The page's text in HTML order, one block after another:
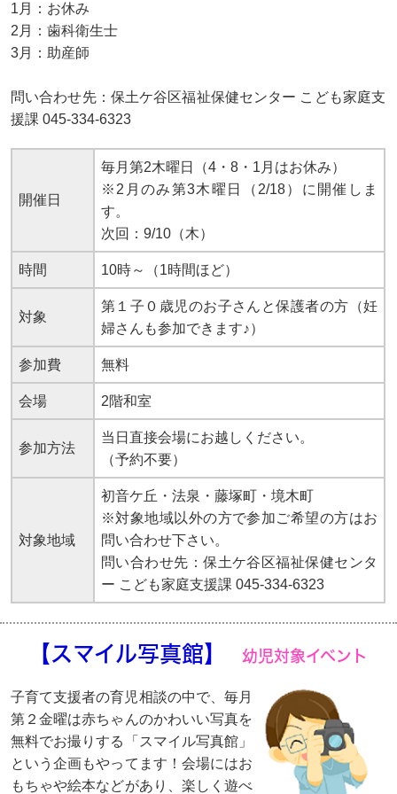
1月：お休み
2月：歯科衛生士
3月：助産師
問い合わせ先：保土ケ谷区福祉保健センター こども家庭支
援課 045-334-6323
開催日
毎月第2木曜日（4・8・1月はお休み）
※2月のみ第3木曜日（2/18）に開催しま
す。
次回：9/10（木）
時間 10時～（1時間ほど）
対象
第１子０歳児のお子さんと保護者の方（妊
婦さんも参加できます♪）
参加費 無料
会場 2階和室
参加方法
当日直接会場にお越しください。
（予約不要）
対象地域
初音ケ丘・法泉・藤塚町・境木町
※対象地域以外の方で参加ご希望の方はお
問い合わせ下さい。
問い合わせ先：保土ケ谷区福祉保健センタ
ー こども家庭支援課 045-334-6323
【スマイル写真館】 幼児対象イベント
子育て支援者の育児相談の中で、毎月
第２金曜は赤ちゃんのかわいい写真を
無料でお撮りする「スマイル写真館」
という企画もやってます！会場にはお
もちゃや絵本などがあり、楽しく遊べ